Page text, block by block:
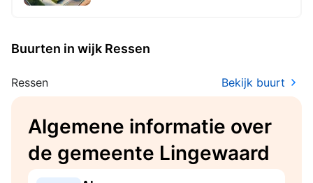
Buurten in wijk Ressen
Ressen Bekijk buurt
Algemene informatie over
de gemeente Lingewaard